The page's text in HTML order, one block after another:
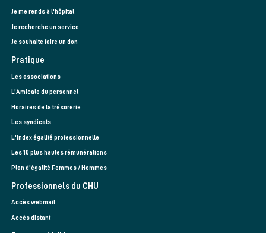
Je me rends à l'hôpital
Je recherche un service
Je souhaite faire un don
Pratique
Les associations
L’Amicale du personnel
Horaires de la trésorerie
Les syndicats
L'index égalité professionnelle
Les 10 plus hautes rémunérations
Plan d'égalité Femmes / Hommes
Professionnels du CHU
Accès webmail
Accès distant